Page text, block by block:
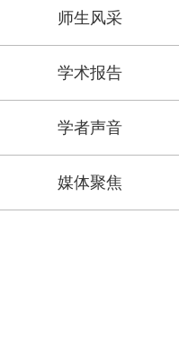
师生风采
学术报告
学者声音
媒体聚焦